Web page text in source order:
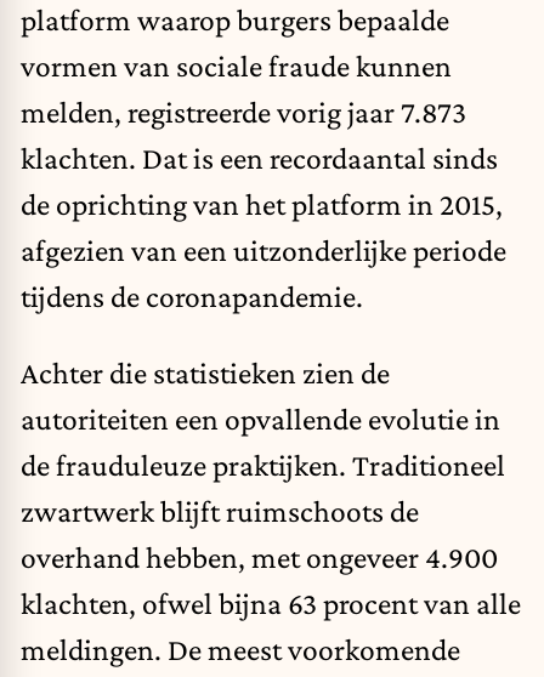
platform waarop burgers bepaalde
vormen van sociale fraude kunnen
melden, registreerde vorig jaar 7.873
klachten. Dat is een recordaantal sinds
de oprichting van het platform in 2015,
afgezien van een uitzonderlijke periode
tijdens de coronapandemie.
Achter die statistieken zien de
autoriteiten een opvallende evolutie in
de frauduleuze praktijken. Traditioneel
zwartwerk blijft ruimschoots de
overhand hebben, met ongeveer 4.900
klachten, ofwel bijna 63 procent van alle
meldingen. De meest voorkomende